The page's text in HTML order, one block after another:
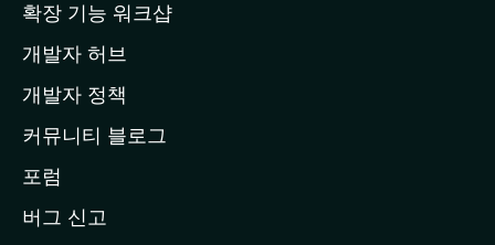
페
이
지
이
동
확장 기능 워크샵
개발자 허브
개발자 정책
커뮤니티 블로그
포럼
버그 신고